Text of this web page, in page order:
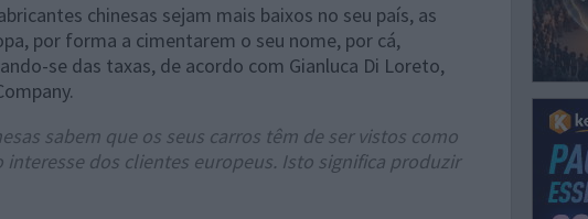
chinesas sejam mais baixos no seu país, as
por forma a cimentarem o seu nome, por cá,
se das taxas, de acordo com Gianluca Di Loreto,
sabem que os seus carros têm de ser vistos como
dos clientes europeus. Isto significa produzir